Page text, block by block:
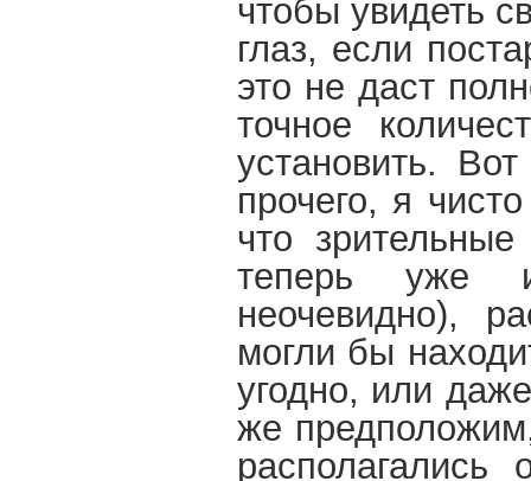
чтобы увидеть
глаз, если
это не даст
точное
установить.
прочего, я
что
теперь уже
неочевидно),
могли бы
угодно, или
же